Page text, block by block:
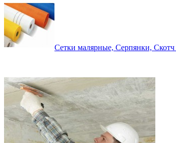
Сетки малярные, Серпянки, Скотч